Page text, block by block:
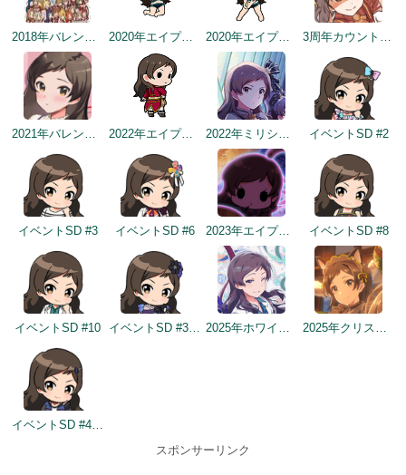
2018年バレンタインデー公式ツイート 2020年エイプリルフールネタ 2020年エイプリルフールネタ 3周年カウントダウンイラスト
2021年バレンタインデートップ画面 2022年エイプリルフールネタ 2022年ミリシタ5周年トップ画面 イベントSD #2
イベントSD #3 イベントSD #6 2023年エイプリルフール（トップ画面） イベントSD #8
イベントSD #10 イベントSD #362 2025年ホワイトデートップ画面 2025年クリスマストップ画面
イベントSD #436
スポンサーリンク